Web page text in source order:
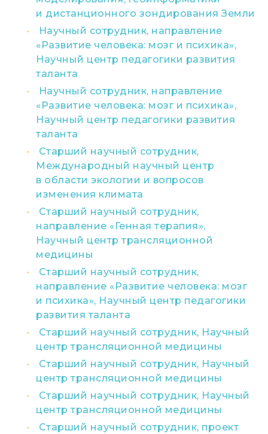
и дистанционного зондирования Земли
Научный сотрудник, направление
«Развитие человека: мозг и психика»,
Научный центр педагогики развития
таланта
Научный сотрудник, направление
«Развитие человека: мозг и психика»,
Научный центр педагогики развития
таланта
Старший научный сотрудник,
Международный научный центр
в области экологии и вопросов
изменения климата
Старший научный сотрудник,
направление «Генная терапия»,
Научный центр трансляционной
медицины
Старший научный сотрудник,
направление «Развитие человека: мозг
и психика», Научный центр педагогики
развития таланта
Старший научный сотрудник, Научный
центр трансляционной медицины
Старший научный сотрудник, Научный
центр трансляционной медицины
Старший научный сотрудник, Научный
центр трансляционной медицины
Старший научный сотрудник, проект